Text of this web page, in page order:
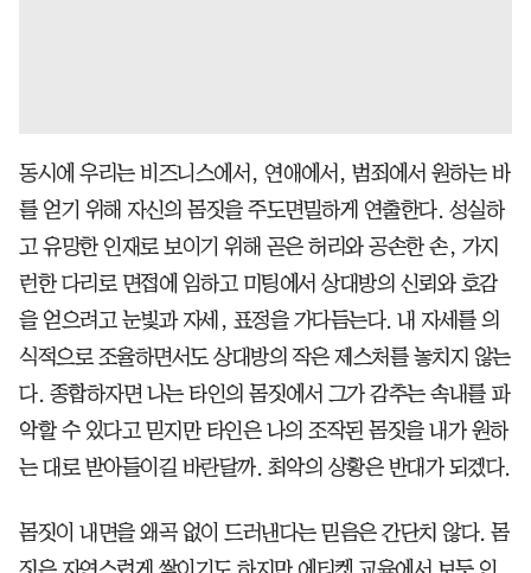
동시에 우리는 비즈니스에서, 연애에서, 범죄에서 원하는 바
를 얻기 위해 자신의 몸짓을 주도면밀하게 연출한다. 성실하
고 유망한 인재로 보이기 위해 곧은 허리와 공손한 손, 가지
런한 다리로 면접에 임하고 미팅에서 상대방의 신뢰와 호감
을 얻으려고 눈빛과 자세, 표정을 가다듬는다. 내 자세를 의
식적으로 조율하면서도 상대방의 작은 제스처를 놓치지 않는
다. 종합하자면 나는 타인의 몸짓에서 그가 감추는 속내를 파
악할 수 있다고 믿지만 타인은 나의 조작된 몸짓을 내가 원하
는 대로 받아들이길 바란달까. 최악의 상황은 반대가 되겠다.
몸짓이 내면을 왜곡 없이 드러낸다는 믿음은 간단치 않다. 몸